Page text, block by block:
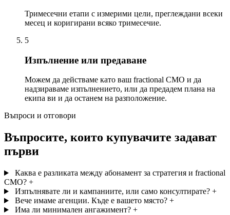
Тримесечни етапи с измерими цели, преглеждани всеки
месец и коригирани всяко тримесечие.
5
Изпълнение или предаване
Можем да действаме като ваш fractional CMO и да
надзираваме изпълнението, или да предадем плана на
екипа ви и да останем на разположение.
Въпроси и отговори
Въпросите, които купувачите задават
първи
Каква е разликата между абонамент за стратегия и fractional
CMO? +
Изпълнявате ли и кампаниите, или само консултирате? +
Вече имаме агенции. Къде е вашето място? +
Има ли минимален ангажимент? +